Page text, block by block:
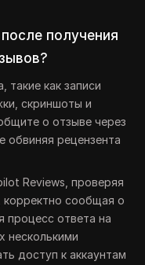
получения
такие как записи
скриншоты и
о отзыве через
обвиняя рецензента
Reviews, проверяя
корректно сообщая о
процесс ответа на
несколькими
доступ к аккаунтам